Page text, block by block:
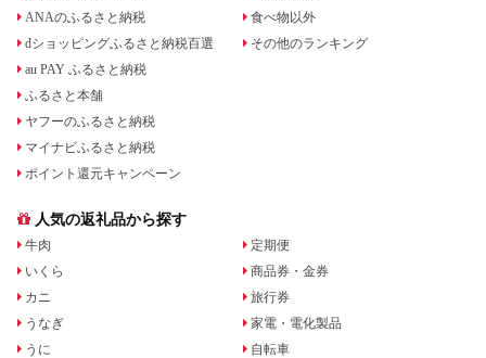
ANAのふるさと納税
dショッピングふるさと納税百選
au PAY ふるさと納税
ふるさと本舗
ヤフーのふるさと納税
マイナビふるさと納税
ポイント還元キャンペーン
食べ物以外
その他のランキング
人気の返礼品から探す
牛肉
いくら
カニ
うなぎ
うに
定期便
商品券・金券
旅行券
家電・電化製品
自転車